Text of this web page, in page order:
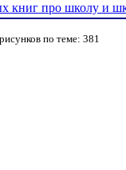
книг про школу и
по теме: 381